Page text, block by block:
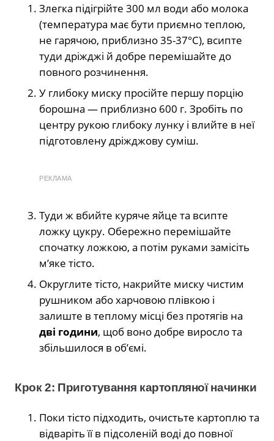
Злегка підігрійте 300 мл води або молока
(температура має бути приємно теплою,
не гарячою, приблизно 35-37°C), всипте
туди дріжджі й добре перемішайте до
повного розчинення.
У глибоку миску просійте першу порцію
борошна — приблизно 600 г. Зробіть по
центру рукою глибоку лунку і влийте в неї
підготовлену дріжджову суміш.
РЕКЛАМА
Туди ж вбийте куряче яйце та всипте
ложку цукру. Обережно перемішайте
спочатку ложкою, а потім руками замісіть
м’яке тісто.
Округлите тісто, накрийте миску чистим
рушником або харчовою плівкою і
залиште в теплому місці без протягів на
дві години, щоб воно добре виросло та
збільшилося в об’ємі.
Крок 2: Приготування картопляної начинки
Поки тісто підходить, очистьте картоплю та
відваріть її в підсоленій воді до повної